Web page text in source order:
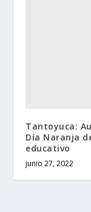
Tantoyuca:
Día Naranja
educativo
junio 27, 2022